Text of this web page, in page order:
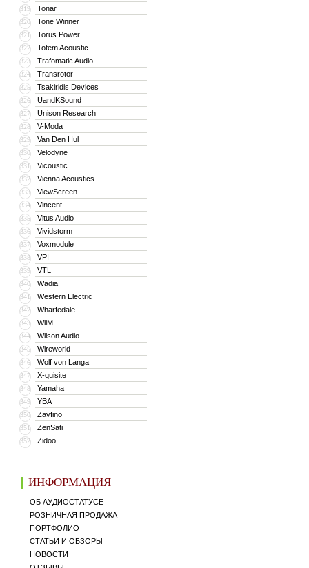
319 Tonar
320 Tone Winner
321 Torus Power
322 Totem Acoustic
323 Trafomatic Audio
324 Transrotor
325 Tsakiridis Devices
326 UandKSound
327 Unison Research
328 V-Moda
329 Van Den Hul
330 Velodyne
331 Vicoustic
332 Vienna Acoustics
333 ViewScreen
334 Vincent
335 Vitus Audio
336 Vividstorm
337 Voxmodule
338 VPI
339 VTL
340 Wadia
341 Western Electric
342 Wharfedale
343 WiiM
344 Wilson Audio
345 Wireworld
346 Wolf von Langa
347 X-quisite
348 Yamaha
349 YBA
350 Zavfino
351 ZenSati
352 Zidoo
ИНФОРМАЦИЯ
ОБ АУДИОСТАТУСЕ
РОЗНИЧНАЯ ПРОДАЖА
ПОРТФОЛИО
СТАТЬИ И ОБЗОРЫ
НОВОСТИ